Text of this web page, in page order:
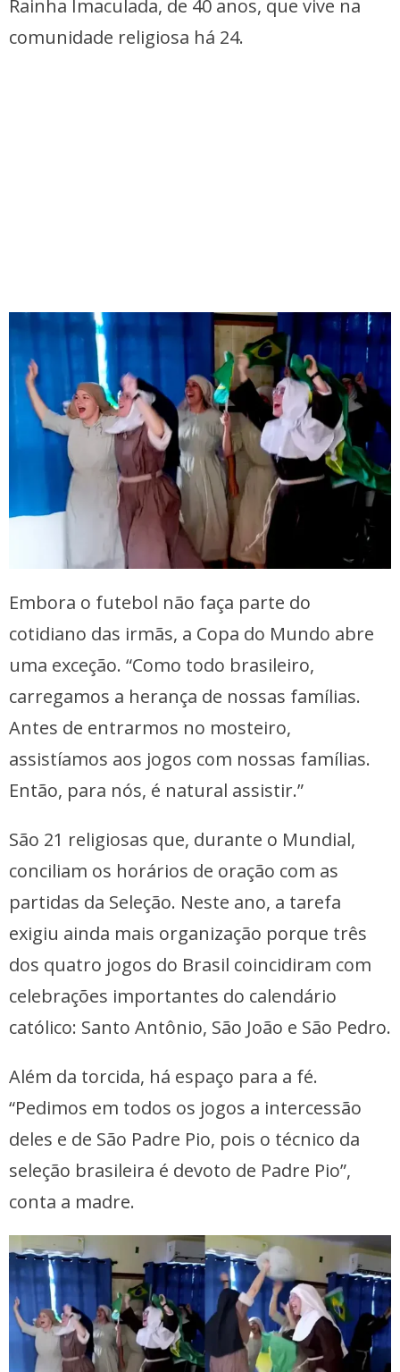
Rainha Imaculada, de 40 anos, que vive na
comunidade religiosa há 24.
Embora o futebol não faça parte do
cotidiano das irmãs, a Copa do Mundo abre
uma exceção. “Como todo brasileiro,
carregamos a herança de nossas famílias.
Antes de entrarmos no mosteiro,
assistíamos aos jogos com nossas famílias.
Então, para nós, é natural assistir.”
São 21 religiosas que, durante o Mundial,
conciliam os horários de oração com as
partidas da Seleção. Neste ano, a tarefa
exigiu ainda mais organização porque três
dos quatro jogos do Brasil coincidiram com
celebrações importantes do calendário
católico: Santo Antônio, São João e São Pedro.
Além da torcida, há espaço para a fé.
“Pedimos em todos os jogos a intercessão
deles e de São Padre Pio, pois o técnico da
seleção brasileira é devoto de Padre Pio”,
conta a madre.